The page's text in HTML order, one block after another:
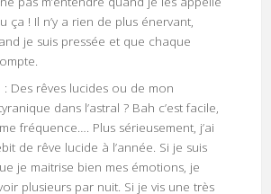
ça ! Il n’y a rien de plus énervant,
je suis pressée et que chaque
: Des rêves lucides ou de mon
dans l’astral ? Bah c’est facile,
fréquence…. Plus sérieusement, j’ai
de rêve lucide à l’année. Si je suis
je maitrise bien mes émotions, je
plusieurs par nuit. Si je vis une très